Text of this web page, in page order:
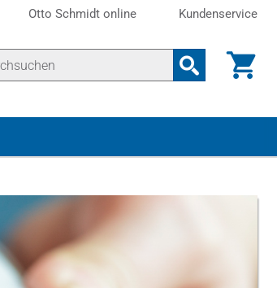
Otto Schmidt online Kundenservice